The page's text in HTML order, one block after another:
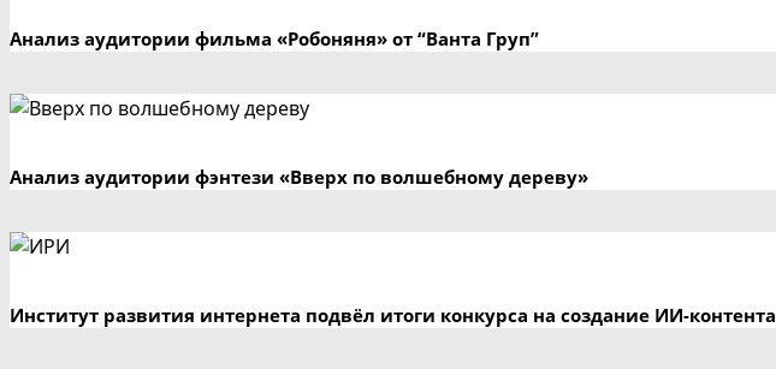
Анализ аудитории фильма «Робоняня» от “Ванта Груп”
Анализ аудитории фэнтези «Вверх по волшебному дереву»
Институт развития интернета подвёл итоги конкурса на создание ИИ-контента